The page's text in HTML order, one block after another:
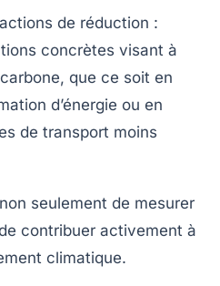
de réduction :
concrètes visant à
que ce soit en
d’énergie ou en
de transport moins
seulement de mesurer
contribuer activement à
climatique.